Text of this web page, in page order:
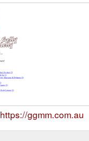
https://ggmm.com.au